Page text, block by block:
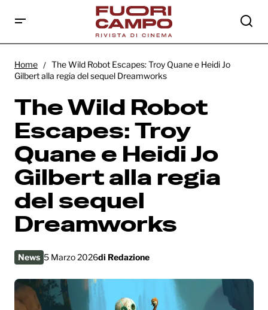
Heidi Jo Gilbert alla regia del sequel
Dreamworks
Home
The Wild Robot Escapes: Troy Quane e Heidi Jo
Gilbert alla regia del sequel Dreamworks
The Wild Robot
Escapes: Troy
Quane e Heidi Jo
Gilbert alla regia
del sequel
Dreamworks
News 5 Marzo 2026di Redazione